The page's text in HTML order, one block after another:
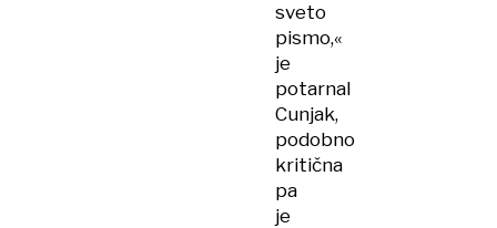
sveto
pismo,«
je
potarnal
Cunjak,
podobno
kritična
pa
je